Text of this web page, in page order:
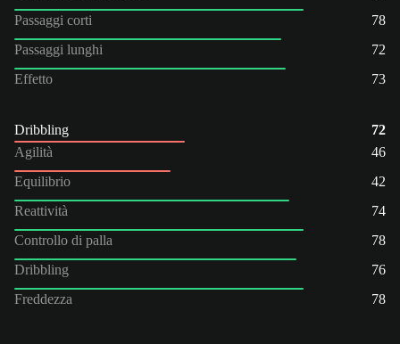
Passaggi corti
78
Passaggi lunghi
72
Effetto
73
Dribbling
72
Agilità
46
Equilibrio
42
Reattività
74
Controllo di palla
78
Dribbling
76
Freddezza
78